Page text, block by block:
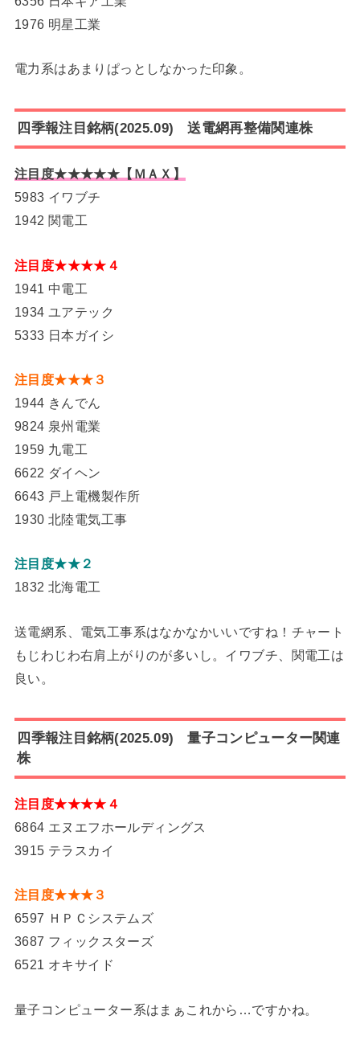
1976 明星工業
電力系はあまりぱっとしなかった印象。
四季報注目銘柄(2025.09) 送電網再整備関連株
注目度★★★★★【ＭＡＸ】
5983 イワブチ
1942 関電工
注目度★★★★４
1941 中電工
1934 ユアテック
5333 日本ガイシ
注目度★★★３
1944 きんでん
9824 泉州電業
1959 九電工
6622 ダイヘン
6643 戸上電機製作所
1930 北陸電気工事
注目度★★２
1832 北海電工
送電網系、電気工事系はなかなかいいですね！チャート
もじわじわ右肩上がりのが多いし。イワブチ、関電工は
良い。
四季報注目銘柄(2025.09) 量子コンピューター関連
株
注目度★★★★４
6864 エヌエフホールディングス
3915 テラスカイ
注目度★★★３
6597 ＨＰＣシステムズ
3687 フィックスターズ
6521 オキサイド
量子コンピューター系はまぁこれから…ですかね。